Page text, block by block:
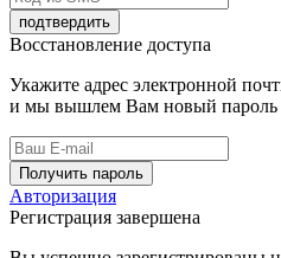
подтвердить
Восстановление доступа
Укажите адрес электронной
и мы вышлем Вам новый пароль
Получить пароль
Авторизация
Регистрация завершена